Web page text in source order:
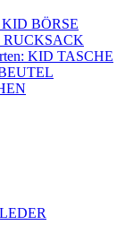
KID BÖRSE
RUCKSACK
KID TASCHE